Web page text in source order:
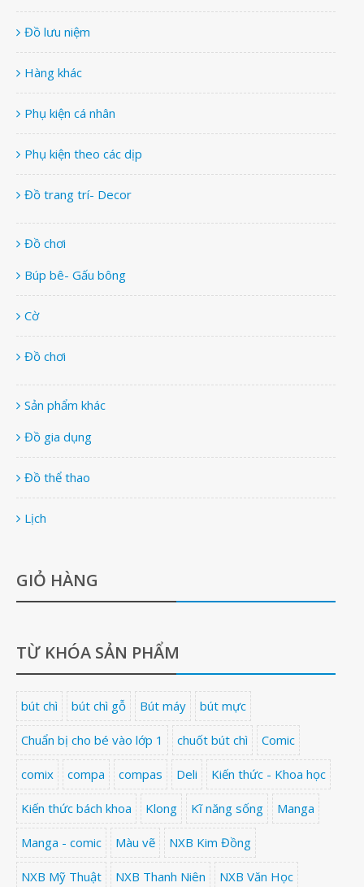
Đồ lưu niệm
Hàng khác
Phụ kiện cá nhân
Phụ kiện theo các dịp
Đồ trang trí- Decor
Đồ chơi
Búp bê- Gấu bông
Cờ
Đồ chơi
Sản phẩm khác
Đồ gia dụng
Đồ thể thao
Lịch
GIỎ HÀNG
TỪ KHÓA SẢN PHẨM
bút chì bút chì gỗ Bút máy bút mực
Chuẩn bị cho bé vào lớp 1 chuốt bút chì Comic
comix compa compas Deli Kiến thức - Khoa học
Kiến thức bách khoa Klong Kĩ năng sống Manga
Manga - comic Màu vẽ NXB Kim Đồng
NXB Mỹ Thuật NXB Thanh Niên NXB Văn Học